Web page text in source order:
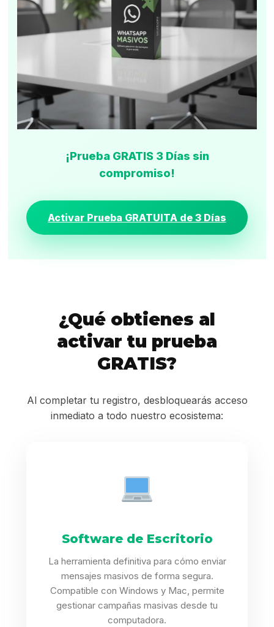
¡Prueba GRATIS 3 Días sin
compromiso!
Activar Prueba GRATUITA de 3 Días
¿Qué obtienes al
activar tu prueba
GRATIS?
Al completar tu registro, desbloquearás acceso
inmediato a todo nuestro ecosistema:
Software de Escritorio
La herramienta definitiva para cómo enviar
mensajes masivos de forma segura.
Compatible con Windows y Mac, permite
gestionar campañas masivas desde tu
computadora.